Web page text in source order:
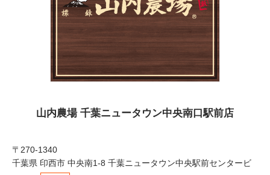
山内農場 千葉ニュータウン中央南口駅前店
〒270-1340
千葉県 印西市 中央南1-8 千葉ニュータウン中央駅前センタービ